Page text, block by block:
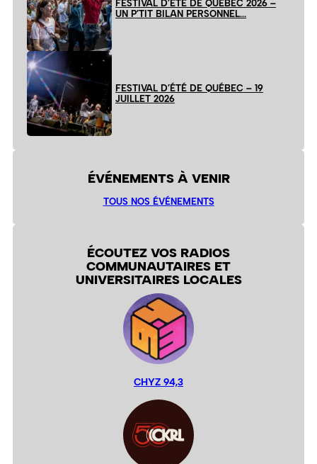
FESTIVAL D’ÉTÉ DE QUÉBEC 2026 –
UN P’TIT BILAN PERSONNEL…
FESTIVAL D’ÉTÉ DE QUÉBEC – 19
JUILLET 2026
ÉVÉNEMENTS À VENIR
TOUS NOS ÉVÉNEMENTS
ÉCOUTEZ VOS RADIOS
COMMUNAUTAIRES ET
UNIVERSITAIRES LOCALES
CHYZ 94,3